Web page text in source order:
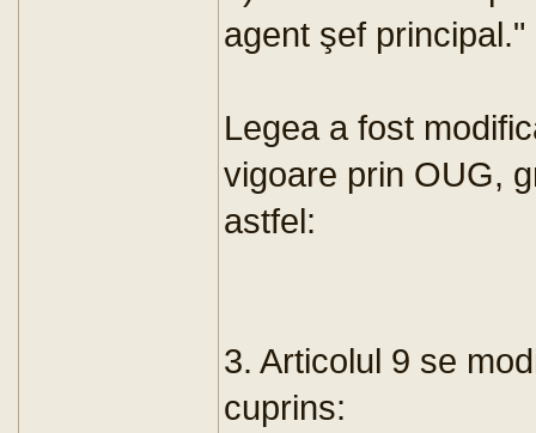
agent şef principal."
Legea a fost
vigoare prin OUG,
astfel:
3. Articolul 9 se
cuprins: